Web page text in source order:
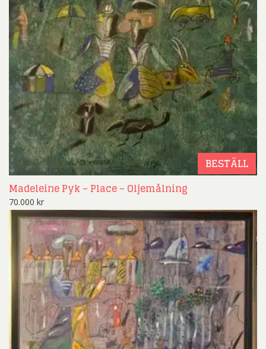
BESTÄLL
Madeleine Pyk – Place – Oljemålning
70.000 kr